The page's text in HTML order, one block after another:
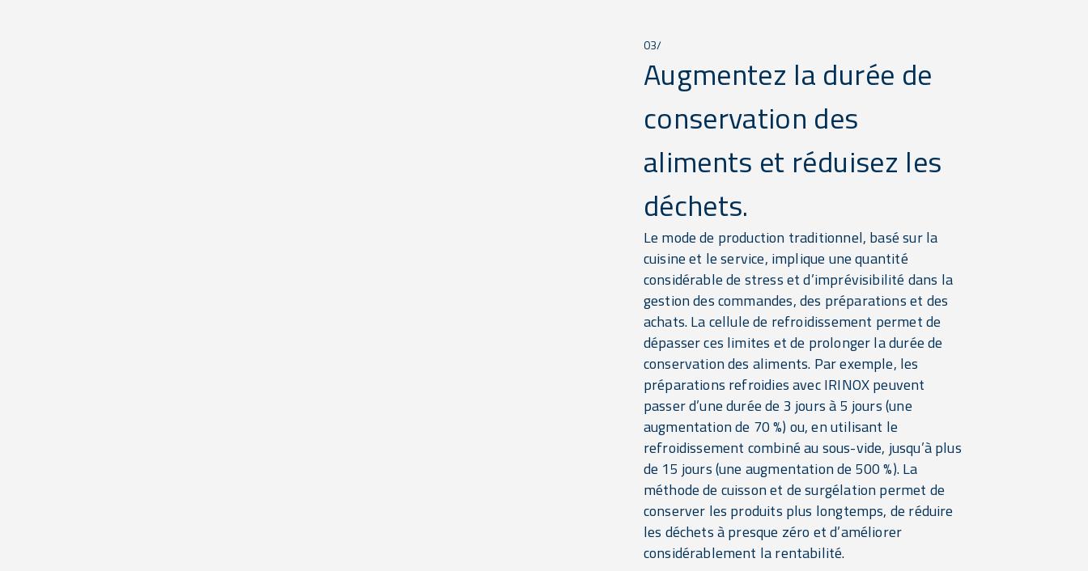
03/
Augmentez la durée de
conservation des
aliments et réduisez les
déchets.
Le mode de production traditionnel, basé sur la
cuisine et le service, implique une quantité
considérable de stress et d’imprévisibilité dans la
gestion des commandes, des préparations et des
achats. La cellule de refroidissement permet de
dépasser ces limites et de prolonger la durée de
conservation des aliments. Par exemple, les
préparations refroidies avec IRINOX peuvent
passer d’une durée de 3 jours à 5 jours (une
augmentation de 70 %) ou, en utilisant le
refroidissement combiné au sous-vide, jusqu’à plus
de 15 jours (une augmentation de 500 %). La
méthode de cuisson et de surgélation permet de
conserver les produits plus longtemps, de réduire
les déchets à presque zéro et d’améliorer
considérablement la rentabilité.